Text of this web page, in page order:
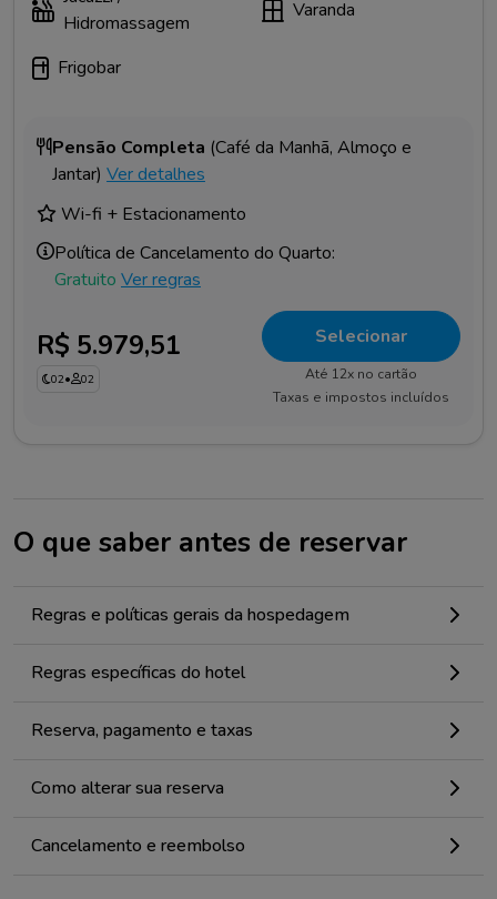
Hidromassagem
Varanda
Frigobar
Pensão Completa (Café da Manhã, Almoço e
Jantar) Ver detalhes
Wi-fi + Estacionamento
Política de Cancelamento do Quarto:
Gratuito Ver regras
R$ 5.979,51
02• 02
Selecionar
Até 12x no cartão
Taxas e impostos incluídos
O que saber antes de reservar
Regras e políticas gerais da hospedagem
Regras específicas do hotel
Reserva, pagamento e taxas
Como alterar sua reserva
Cancelamento e reembolso